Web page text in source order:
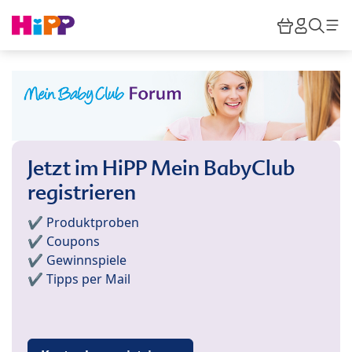
HiPP
Jetzt im HiPP Mein BabyClub
registrieren
✔️ Produktproben
✔️ Coupons
✔️ Gewinnspiele
✔️ Tipps per Mail